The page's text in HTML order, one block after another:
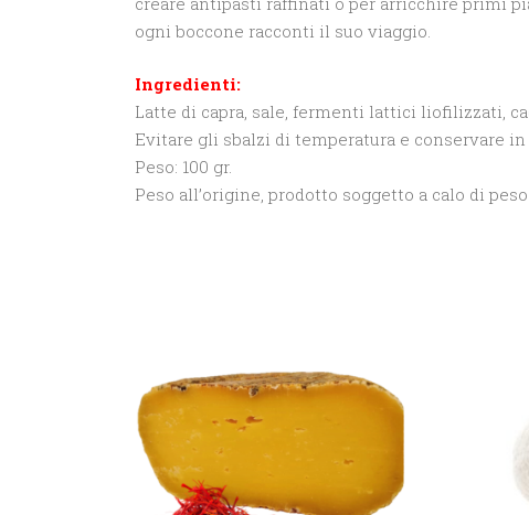
ogni boccone racconti il suo viaggio.
Ingredienti:
Latte di capra, sale, fermenti lattici liofilizzati,
Evitare gli sbalzi di temperatura e conservare in
Peso: 100 gr.
Peso all’origine, prodotto soggetto a calo di peso